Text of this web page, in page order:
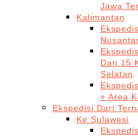
Jawa
Kalimantan
Dan 15
Selatan
+ Area
Ekspedisi Dari
Ke Sulawesi